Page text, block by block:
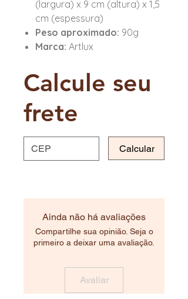
(largura) x 9 cm (altura) x 1,5
cm (espessura)
Peso aproximado: 90g
Marca: Artlux
Calcule seu
frete
Calcular
Ainda não há avaliações
Compartilhe sua opinião. Seja o
primeiro a deixar uma avaliação.
Avaliar